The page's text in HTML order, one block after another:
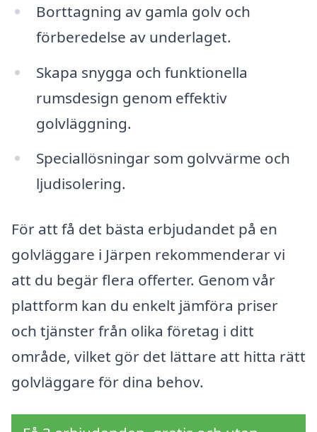
Borttagning av gamla golv och
förberedelse av underlaget.
Skapa snygga och funktionella
rumsdesign genom effektiv
golvläggning.
Speciallösningar som golvvärme och
ljudisolering.
För att få det bästa erbjudandet på en
golvläggare i Järpen rekommenderar vi
att du begär flera offerter. Genom vår
plattform kan du enkelt jämföra priser
och tjänster från olika företag i ditt
område, vilket gör det lättare att hitta rätt
golvläggare för dina behov.